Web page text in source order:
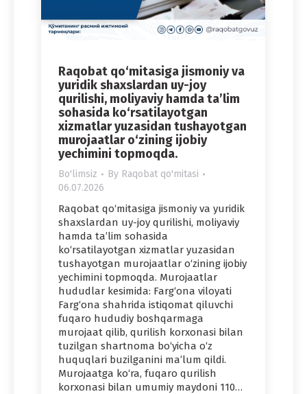
Raqobat qo‘mitasiga jismoniy va
yuridik shaxslardan uy-joy
qurilishi, moliyaviy hamda ta’lim
sohasida ko‘rsatilayotgan
xizmatlar yuzasidan tushayotgan
murojaatlar o‘zining ijobiy
yechimini topmoqda.
Bo'limsiz By Raqobat qo'mitasi
06.07.2026
Raqobat qo‘mitasiga jismoniy va yuridik
shaxslardan uy-joy qurilishi, moliyaviy
hamda ta’lim sohasida
ko‘rsatilayotgan xizmatlar yuzasidan
tushayotgan murojaatlar o‘zining ijobiy
yechimini topmoqda. Murojaatlar
hududlar kesimida: Farg‘ona viloyati
Farg‘ona shahrida istiqomat qiluvchi
fuqaro hududiy boshqarmaga
murojaat qilib, qurilish korxonasi bilan
tuzilgan shartnoma bo‘yicha o‘z
huquqlari buzilganini ma’lum qildi.
Murojaatga ko‘ra, fuqaro qurilish
korxonasi bilan umumiy maydoni 110…